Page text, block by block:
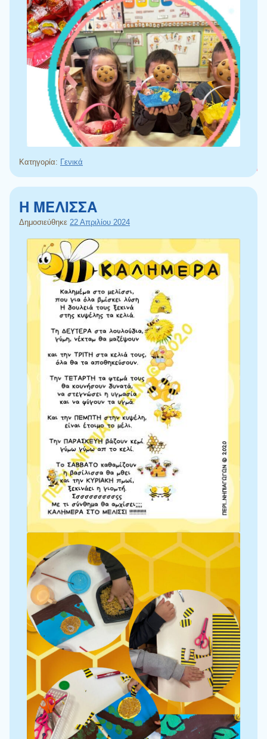
Κατηγορία: Γενικά
Η ΜΕΛΙΣΣΑ
Δημοσιεύθηκε 22 Απριλίου 2024